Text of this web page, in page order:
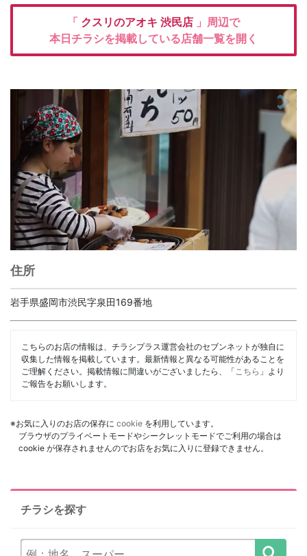
「 クスリのアオキ 渋民店 」周辺で
本日チラシを掲載している店舗一覧を開く
住所
岩手県盛岡市渋民字泉田169番地
こちらのお店の情報は、チラシプラス運営会社のセブンネットが独自に
収集した情報を掲載しています。最新情報と異なる可能性があることを
ご理解ください。掲載情報に間違いがございましたら、「 こちら 」より
ご報告をお願いします。
※お気に入りのお店の保存に cookie を利用しています。
ブラウザのプライベートモードやシークレットモードでご利用の場合は
cookie が保存されませんのでお店をお気に入りに登録できません。
チラシを探す